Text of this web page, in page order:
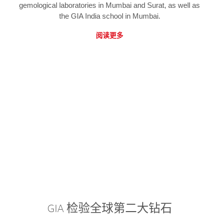
gemological laboratories in Mumbai and Surat, as well as
the GIA India school in Mumbai.
阅读更多
GIA 检验全球第二大钻石